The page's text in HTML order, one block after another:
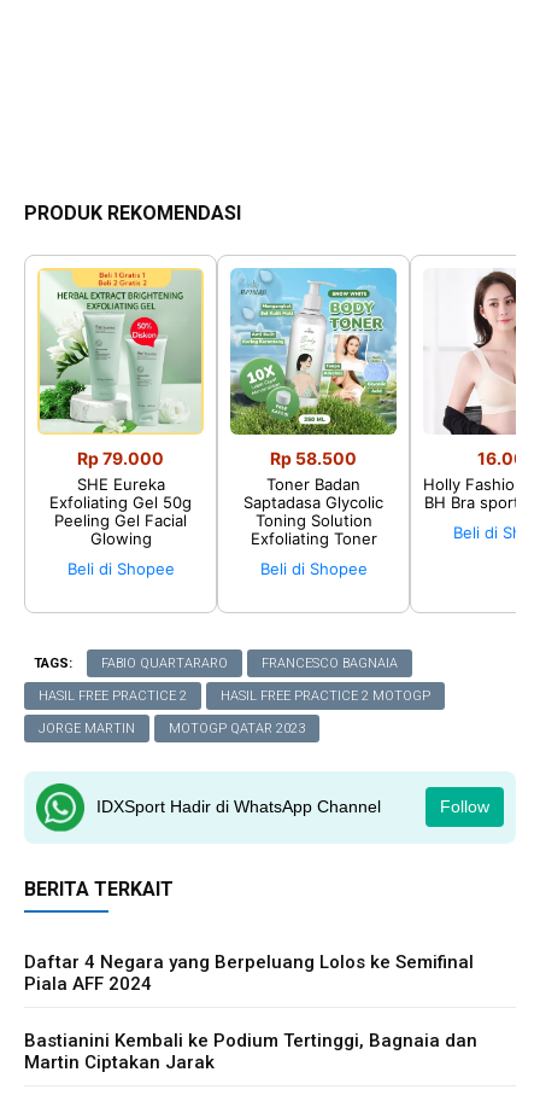
PRODUK REKOMENDASI
Rp 79.000
SHE Eureka
Exfoliating Gel 50g
Peeling Gel Facial
Glowing
Beli di Shopee
Rp 58.500
Toner Badan
Saptadasa Glycolic
Toning Solution
Exfoliating Toner
Beli di Shopee
16.002
Holly Fashion♛
BH Bra sport
Beli di
TAGS: FABIO QUARTARARO FRANCESCO BAGNAIA
HASIL FREE PRACTICE 2 HASIL FREE PRACTICE 2 MOTOGP
JORGE MARTIN MOTOGP QATAR 2023
IDXSport Hadir di WhatsApp Channel Follow
BERITA TERKAIT
Daftar 4 Negara yang Berpeluang Lolos ke Semifinal
Piala AFF 2024
Bastianini Kembali ke Podium Tertinggi, Bagnaia dan
Martin Ciptakan Jarak